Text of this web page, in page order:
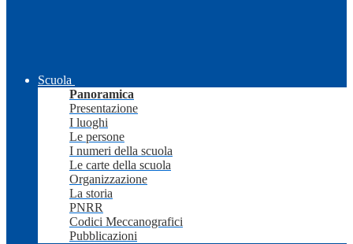
Scuola
Panoramica
Presentazione
I luoghi
Le persone
I numeri della scuola
Le carte della scuola
Organizzazione
La storia
PNRR
Codici Meccanografici
Pubblicazioni